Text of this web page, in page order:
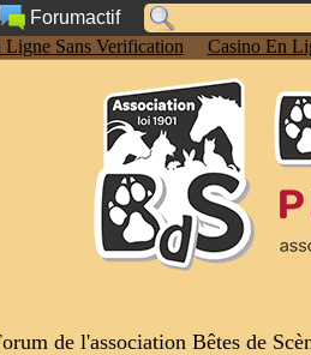
Forumactif
Ligne Sans Verification
Casino En
de l'association Bêtes de